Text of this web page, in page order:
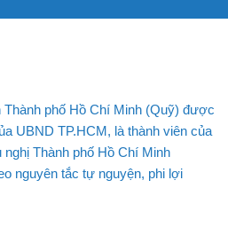
phố Hồ Chí Minh (Quỹ) được
UBND TP.HCM, là thành viên của
Thành phố Hồ Chí Minh
nguyên tắc tự nguyện, phi lợi